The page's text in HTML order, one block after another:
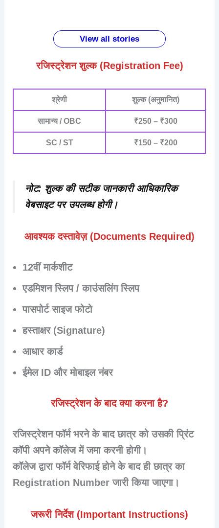
ये काम
लैपटॉप
View all stories
रजिस्ट्रेशन शुल्क (Registration Fee)
श्रेणी शुल्क (अनुमानित)
सामान्य / OBC ₹250 – ₹300
SC / ST ₹150 – ₹200
नोट: शुल्क की सटीक जानकारी आधिकारिक
वेबसाइट पर उपलब्ध होगी।
आवश्यक दस्तावेज़ (Documents Required)
12वीं मार्कशीट
एडमिशन स्लिप / काउंसलिंग स्लिप
पासपोर्ट साइज फोटो
हस्ताक्षर (Signature)
आधार कार्ड
ईमेल ID और मोबाइल नंबर
रजिस्ट्रेशन के बाद क्या करना है?
रजिस्ट्रेशन फॉर्म भरने के बाद छात्र को उसकीप्रिंट
कॉपी अपने कॉलेज में जमाकरनी होगी।
कॉलेज द्वारा फॉर्म वेरिफाई होने के बाद ही छात्र का
Registration Number जारी किया जाएगा।
जरूरी निर्देश (Important Instructions)